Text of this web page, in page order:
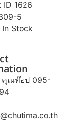
ID 1626
5
In Stock
คุณท๊อป 095-